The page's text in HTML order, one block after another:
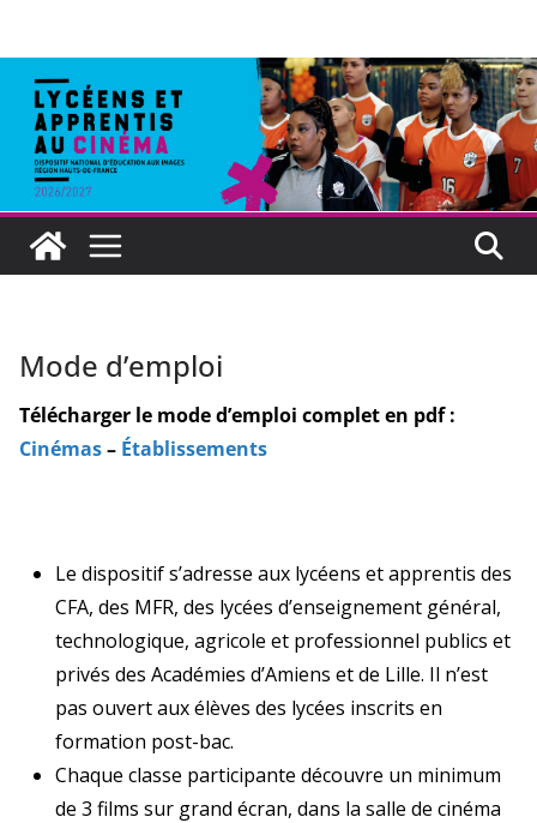
Mode d’emploi
Télécharger le mode d’emploi complet en pdf :
Cinémas– Établissements
Le dispositif s’adresse aux lycéens et apprentis des
CFA, des MFR, des lycées d’enseignement général,
technologique, agricole et professionnel publics et
privés des Académies d’Amiens et de Lille. Il n’est
pas ouvert aux élèves des lycées inscrits en
formation post-bac.
Chaque classe participante découvre un minimum
de 3 films sur grand écran, dans la salle de cinéma